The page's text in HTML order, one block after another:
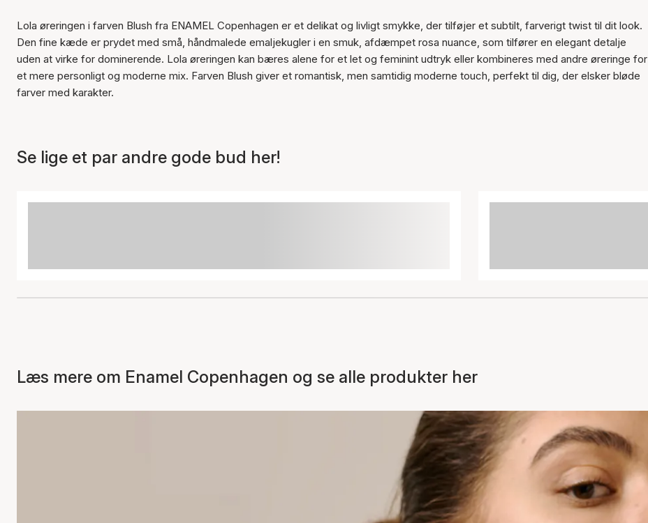
Varen er tilføjet til kurven
Lola øreringen i farven Blush fra ENAMEL Copenhagen er et delikat og livligt smykke, der tilføjer et subtilt, farverigt twist til dit look.
Den fine kæde er prydet med små, håndmalede emaljekugler i en smuk, afdæmpet rosa nuance, som tilfører en elegant detalje
uden at virke for dominerende. Lola øreringen kan bæres alene for et let og feminint udtryk eller kombineres med andre øreringe for
et mere personligt og moderne mix. Farven Blush giver et romantisk, men samtidig moderne touch, perfekt til dig, der elsker bløde
farver med karakter.
Se lige et par andre gode bud her!
Læs mere om Enamel Copenhagen og se alle produkter her